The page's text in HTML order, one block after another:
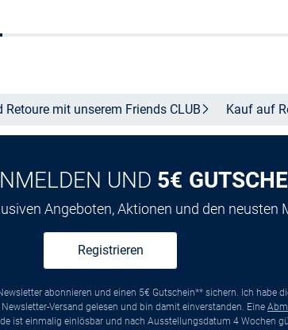
mit unserem Friends CLUB Kauf auf
UND 5€
Angeboten, Aktionen und den neusten
Registrieren
abonnieren und einen 5€ Gutschein** sichern. Ich habe
Versand gelesen und bin damit einverstanden. Eine
ist einmalig einlösbar und nach Ausstellungsdatum 4 Wochen